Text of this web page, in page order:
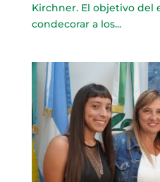
Kirchner. El objetivo del
condecorar a los...